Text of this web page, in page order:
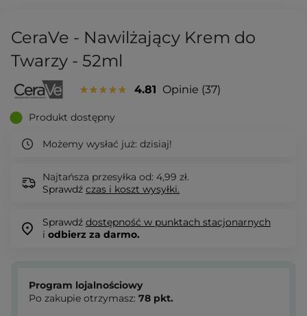
CeraVe - Nawilżający Krem do
Twarzy - 52ml
4.81 Opinie 37
Produkt dostępny
Możemy wysłać już: dzisiaj!
Najtańsza przesyłka od: 4,99 zł.
Sprawdź czas i koszt wysyłki.
Sprawdź dostępność w punktach stacjonarnych
i odbierz za darmo.
Program lojalnościowy
Po zakupie otrzymasz: 78 pkt.